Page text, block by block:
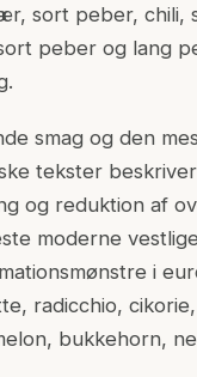
sort peber, chili,
peber og lang
smag og den
tekster
og reduktion af
moderne
i
radicchio,
bukkehorn,